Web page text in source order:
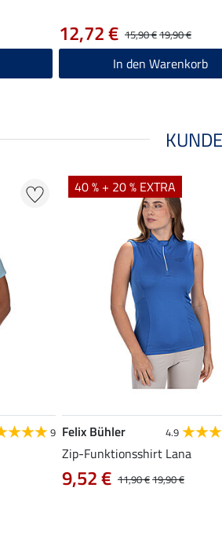
15,90 €19,90 €
12,72 €
In den Warenkorb
9
40 % + 20 % EXTRA
Felix Bühler 4.9
Zip-Funktionsshirt Lana
11,90 €19,90 €
9,52 €